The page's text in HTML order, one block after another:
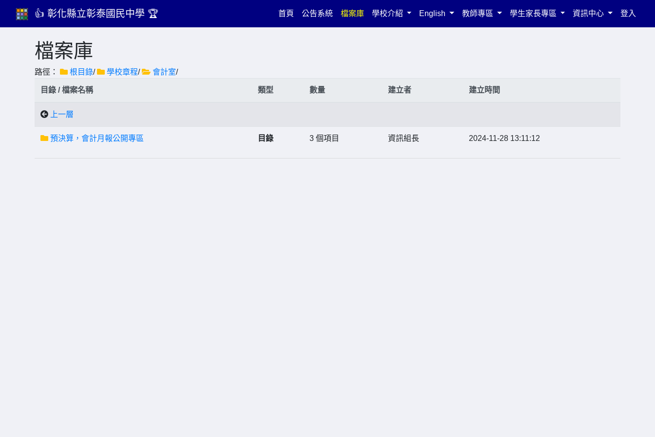
👍 彰化縣立彰泰國民中學 🏆 首頁(current)
公告系統 檔案庫 學校介紹 English 教師專區 學生家長專區 資訊中心 登入
檔案庫
路徑： 根目錄/ 學校章程/ 會計室/
目錄 / 檔案名稱 類型 數量 建立者 建立時間
上一層
預決算，會計月報公開專區 目錄 3 個項目 資訊組長 2024-11-28 13:11:12